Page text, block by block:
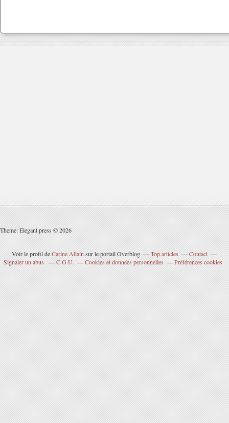
Theme: Elegant press © 2026
Voir le profil deCarine Allain sur le portail Overblog Top articles
Contact
Signaler un abus
C.G.U. Cookies et données personnelles Préférences cookies